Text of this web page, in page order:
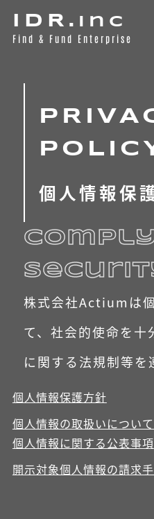
IDR. inc
Find & Fund Enterprise
個人情報保
株式会社Actiumは
て、社会的使命を十
に関する法規制等を
個人情報保護方針
個人情報の取扱いについ
個人情報に関する公表事項
開示対象個人情報の請求